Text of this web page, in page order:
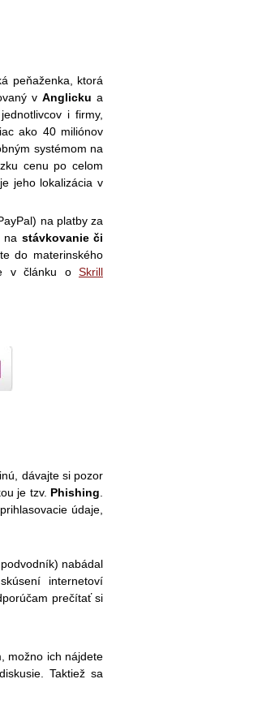
peňaženka, ktorá
vAnglicku a
i firmy,
ako 40 miliónov
systémom na
cenu po celom
jeho lokalizácia v
na platby za
na stávkovanie či
do materinského
v článku o Skrill
dávajte si pozor
je tzv. Phishing
údaje,
nabádal
internetoví
prečítať si
možno ich nájdete
Taktiež sa